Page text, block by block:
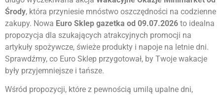
Środy, która przyniesie mnóstwo oszczędności na codzienne
zakupy. Nowa Euro Sklep gazetka od 09.07.2026 to idealna
propozycja dla szukających atrakcyjnych promocji na
artykuły spożywcze, świeże produkty i napoje na letnie dni.
Sprawdźmy, co Euro Sklep przygotował, by Twoje wakacje
były przyjemniejsze i tańsze.
Wśród propozycji, które z pewnością umilą upalne dni,